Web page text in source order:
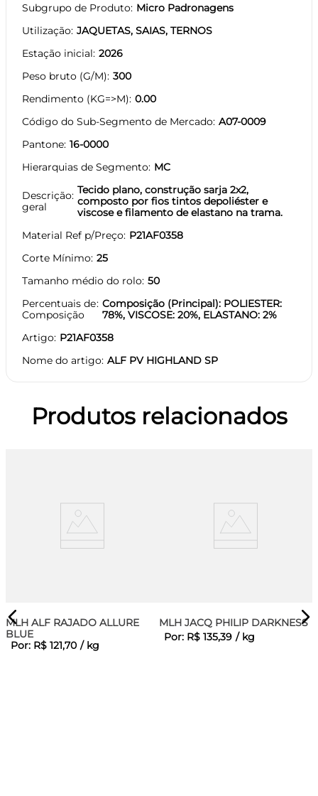
Subgrupo de Produto Micro Padronagens
Utilização JAQUETAS, SAIAS, TERNOS
Estação inicial 2026
Peso bruto (G/M) 300
Rendimento (KG=>M) 0.00
Código do Sub-Segmento de Mercado A07-0009
Pantone 16-0000
Hierarquias de Segmento MC
Descrição
geral
Tecido plano, construção sarja 2x2,
composto por fios tintos depoliéster e
viscose e filamento de elastano na trama.
Material Ref p/Preço P21AF0358
Corte Mínimo 25
Tamanho médio do rolo 50
Percentuais de
Composição
Composição (Principal): POLIESTER:
78%, VISCOSE: 20%, ELASTANO: 2%
Artigo P21AF0358
Nome do artigo ALF PV HIGHLAND SP
Produtos relacionados
MLH ALF RAJADO ALLURE
BLUE
Por: R$ 121,70 / kg
MLH JACQ PHILIP DARKNESS
Por: R$ 135,39 / kg